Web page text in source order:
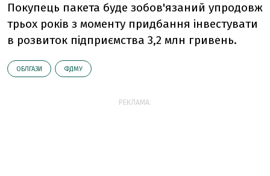
Покупець пакета буде зобов'язаний упродовж
трьох років з моменту придбання інвестувати
в розвиток підприємства 3,2 млн гривень.
ОБЛГАЗИ ФДМУ
РЕКЛАМА: